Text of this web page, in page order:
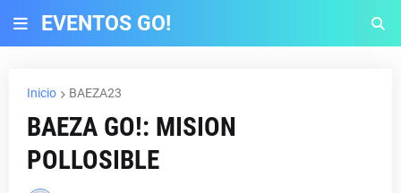
EVENTOS GO!
Inicio BAEZA23
BAEZA GO!: MISION
POLLOSIBLE